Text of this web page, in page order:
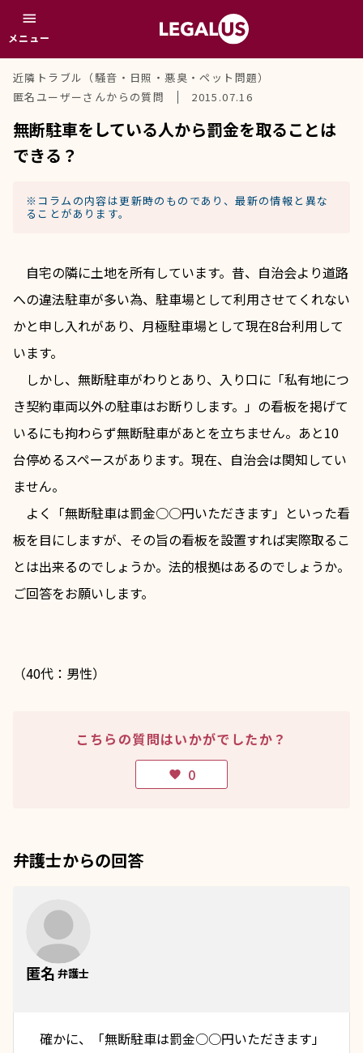
menu
メニュー
近隣トラブル（騒音・日照・悪臭・ペット問題）
匿名ユーザーさんからの質問
2015.07.16
無断駐車をしている人から罰金を取ることは
できる？
※コラムの内容は更新時のものであり、最新の情報と異な
ることがあります。
自宅の隣に土地を所有しています。昔、自治会より道路
への違法駐車が多い為、駐車場として利用させてくれない
かと申し入れがあり、月極駐車場として現在8台利用して
います。
しかし、無断駐車がわりとあり、入り口に「私有地につ
き契約車両以外の駐車はお断りします。」の看板を掲げて
いるにも拘わらず無断駐車があとを立ちません。あと10
台停めるスペースがあります。現在、自治会は関知してい
ません。
よく「無断駐車は罰金○○円いただきます」といった看
板を目にしますが、その旨の看板を設置すれば実際取るこ
とは出来るのでしょうか。法的根拠はあるのでしょうか。
ご回答をお願いします。
（40代：男性）
こちらの質問はいかがでしたか？
favorite 0
弁護士からの回答
匿名 弁護士
確かに、「無断駐車は罰金○○円いただきます」